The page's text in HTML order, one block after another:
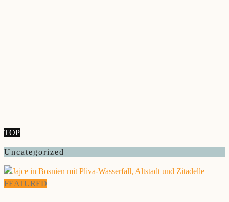
TOP
Uncategorized
FEATURED